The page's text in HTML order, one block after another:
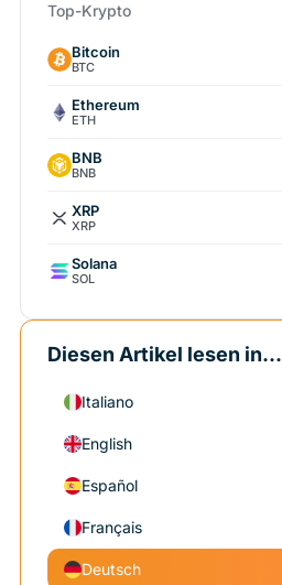
Top-Krypto
Bitcoin
BTC
Ethereum
ETH
BNB
BNB
XRP
XRP
Solana
SOL
Diesen Artikel lesen in...
Italiano
English
Español
Français
Deutsch